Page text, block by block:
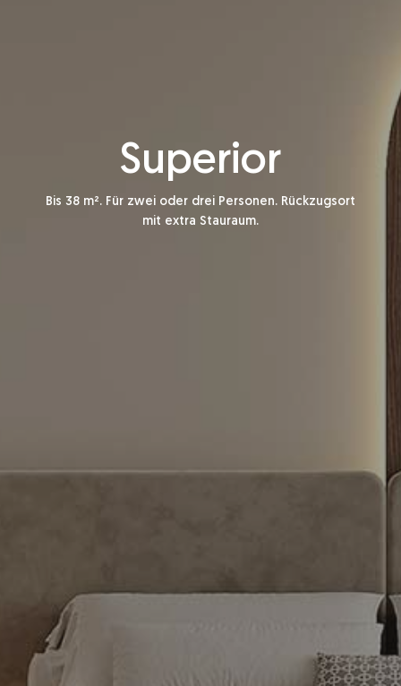
Superior
Bis 38 m². Für zwei oder drei Personen. Rückzugsort
mit extra Stauraum.